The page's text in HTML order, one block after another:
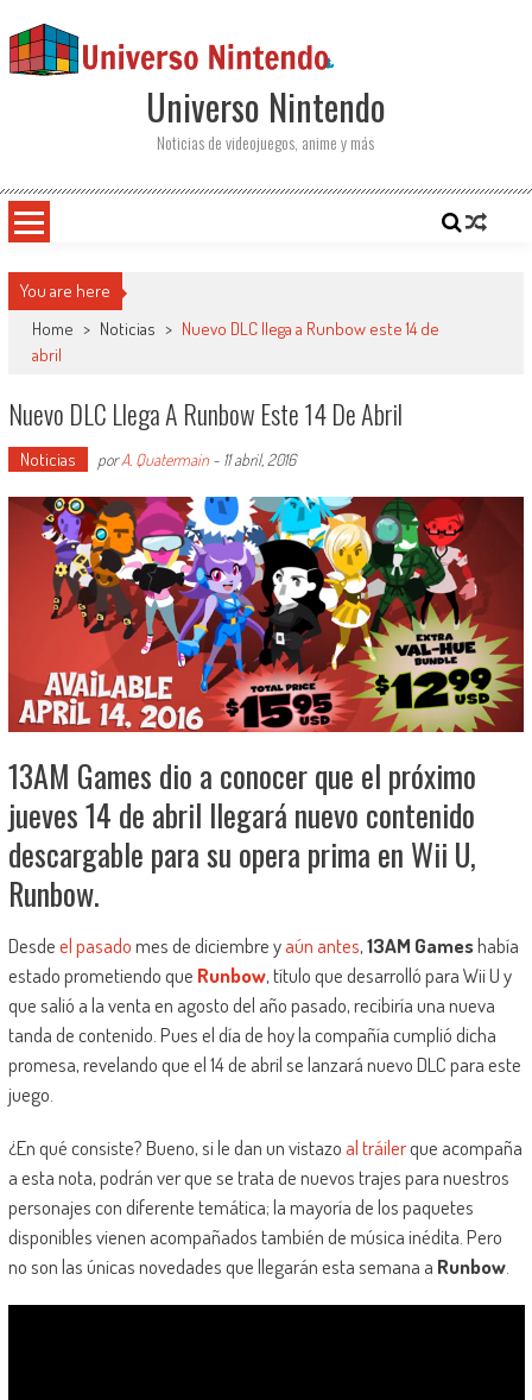
Universo Nintendo
Noticias de videojuegos, anime y más
You are here
Home > Noticias > Nuevo DLC llega a Runbow este 14 de
abril
Nuevo DLC Llega A Runbow Este 14 De Abril
Noticias porA. Quatermain- 11 abril, 2016
13AM Games dio a conocer que el próximo
jueves 14 de abril llegará nuevo contenido
descargable para su opera prima en Wii U,
Runbow.
Desdeel pasadomes de diciembre yaún antes,13AM Gameshabía
estado prometiendo que Runbow, título que desarrolló para Wii U y
que salió a la venta en agosto del año pasado, recibiría una nueva
tanda de contenido. Pues el día de hoy la compañía cumplió dicha
promesa, revelando que el 14 de abril se lanzará nuevo DLC para este
juego.
¿En qué consiste? Bueno, si le dan un vistazo al tráilerque acompaña
a esta nota, podrán ver que se trata de nuevos trajes para nuestros
personajes con diferente temática; la mayoría de los paquetes
disponibles vienen acompañados también de música inédita. Pero
no son las únicas novedades que llegarán esta semana a Runbow.